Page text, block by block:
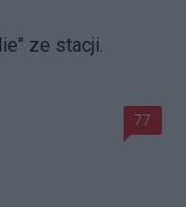
ze stacji.
77